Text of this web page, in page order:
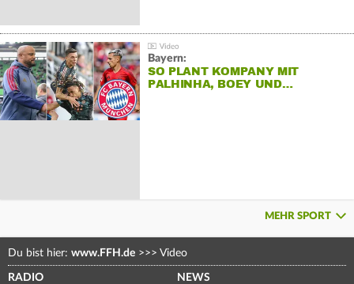
Bayern:
SO PLANT KOMPANY MIT
PALHINHA, BOEY UND…
MEHR SPORT
Du bist hier: www.FFH.de >>> Video
RADIO NEWS